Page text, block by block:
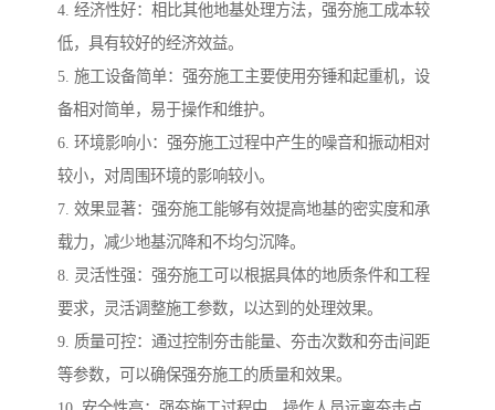
4. 经济性好：相比其他地基处理方法，强夯施工成本较
低，具有较好的经济效益。
5. 施工设备简单：强夯施工主要使用夯锤和起重机，设
备相对简单，易于操作和维护。
6. 环境影响小：强夯施工过程中产生的噪音和振动相对
较小，对周围环境的影响较小。
7. 效果显著：强夯施工能够有效提高地基的密实度和承
载力，减少地基沉降和不均匀沉降。
8. 灵活性强：强夯施工可以根据具体的地质条件和工程
要求，灵活调整施工参数，以达到的处理效果。
9. 质量可控：通过控制夯击能量、夯击次数和夯击间距
等参数，可以确保强夯施工的质量和效果。